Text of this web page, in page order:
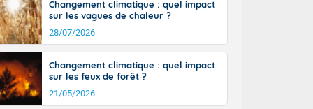
Changement climatique : quel impact
sur les vagues de chaleur ?
28/07/2026
Changement climatique : quel impact
sur les feux de forêt ?
21/05/2026